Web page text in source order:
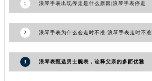
1 浪琴手表出现停走是什么原因|浪琴手表停走
2 浪琴手表为什么会走时不准-浪琴手表走时不准
3 浪琴表甄选男士腕表，诠释父亲的多面优雅